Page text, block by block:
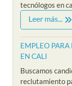
tecnólogos en
Leer más...
EMPLEO
EN CALI
Buscamos
reclutamiento